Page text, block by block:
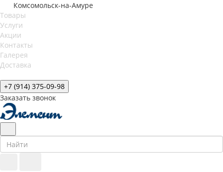
Комсомольск-на-Амуре
Товары
Услуги
Акции
Контакты
Галерея
Доставка
+7 (914) 375-09-98
Заказать звонок